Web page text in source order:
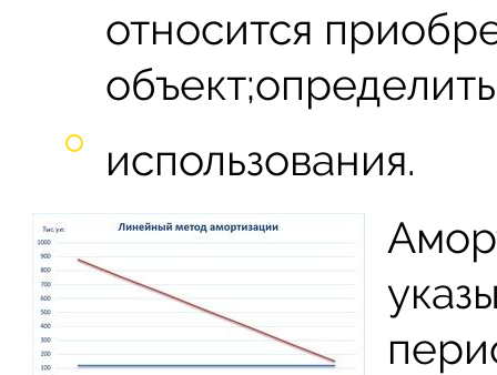
относится
использования.